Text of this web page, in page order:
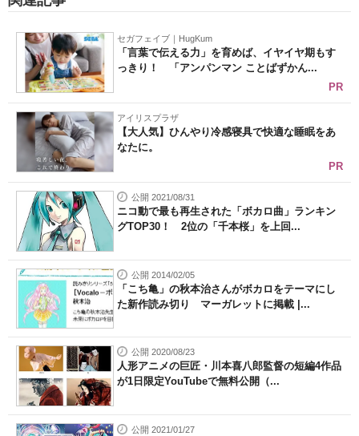
セガフェイブ｜HugKum
「言葉で伝える力」を育めば、イヤイヤ期もす
っきり！ 「アンパンマン ことばずかん...
PR
アイリスプラザ
【大人気】ひんやり冷感寝具で快適な睡眠をあ
なたに。
PR
公開 2021/08/31
ニコ動で最も再生された「ボカロ曲」ランキン
グTOP30！ 2位の「千本桜」を上回...
公開 2014/02/05
「こち亀」の秋本治さんがボカロをテーマにし
た新作読み切り マーガレットに掲載 |...
公開 2020/08/23
人形アニメの巨匠・川本喜八郎監督の短編4作品
が1日限定YouTubeで無料公開（...
公開 2021/01/27